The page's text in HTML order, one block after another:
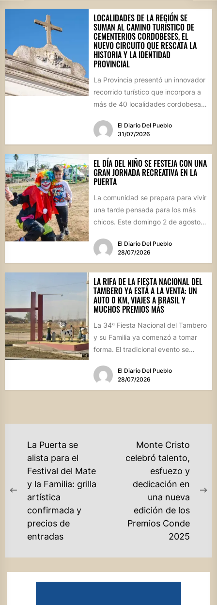
LOCALIDADES DE LA REGIÓN SE
SUMAN AL CAMINO TURÍSTICO DE
CEMENTERIOS CORDOBESES, EL
NUEVO CIRCUITO QUE RESCATA LA
HISTORIA Y LA IDENTIDAD
PROVINCIAL
La Provincia presentó un innovador
recorrido turístico que incorpora a
más de 40 localidades cordobesas
patrimonial....El Diario Del Pueblo
31/07/2026
EL DÍA DEL NIÑO SE FESTEJA CON UNA
GRAN JORNADA RECREATIVA EN LA
PUERTA
La comunidad se prepara para vivir
una tarde pensada para los más
chicos. Este domingo 2 de agosto,
El Diario Del Pueblo
28/07/2026
LA RIFA DE LA FIESTA NACIONAL DEL
TAMBERO YA ESTÁ A LA VENTA: UN
AUTO 0 KM, VIAJES A BRASIL Y
MUCHOS PREMIOS MÁS
La 34ª Fiesta Nacional del Tambero
y su Familia ya comenzó a tomar
forma. El tradicional evento se
El Diario Del Pueblo
28/07/2026
NAVEGACIÓN
ENTRADAS
Previous
post:
La Puerta se
alista para el
Festival del Mate
y la Familia: grilla
artística
confirmada y
precios de
entradas
Monte Cristo
celebró talento,
esfuezo y
dedicación en
una nueva
edición de los
Premios Conde
2025